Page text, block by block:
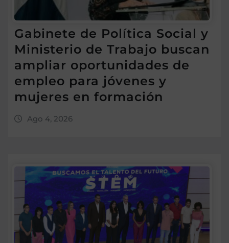
Gabinete de Política Social y
Ministerio de Trabajo buscan
ampliar oportunidades de
empleo para jóvenes y
mujeres en formación
Ago 4, 2026